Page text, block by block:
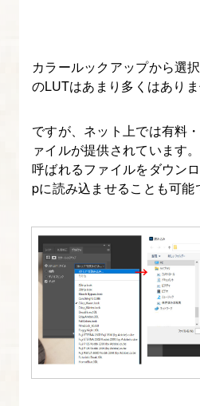
カラールックアップから選
のLUTはあまり多くはありま
ですが、ネット上では有料
ァイルが提供されています
呼ばれるファイルをダウン
pに読み込ませることも可能